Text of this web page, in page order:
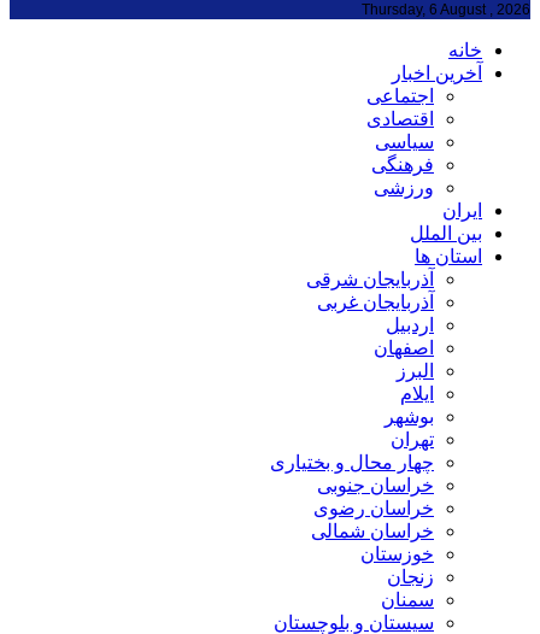
Thursday, 6 August , 2026
خانه
آخرین اخبار
اجتماعی
اقتصادی
سیاسی
فرهنگی
ورزشی
ایران
بین الملل
استان ها
آذربایجان شرقی
آذربایجان غربی
اردبیل
اصفهان
البرز
ایلام
بوشهر
تهران
چهار محال و بختیاری
خراسان جنوبی
خراسان رضوی
خراسان شمالی
خوزستان
زنجان
سمنان
سیستان و بلوچستان